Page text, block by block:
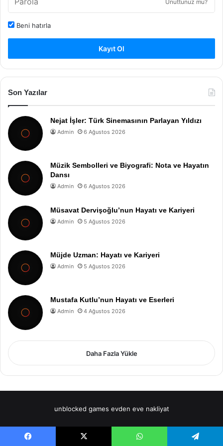
Unuttunuz mu?
Beni hatırla
Kayıt Ol
Son Yazılar
Nejat İşler: Türk Sinemasının Parlayan Yıldızı
Admin 6 Ağustos 2026
Müzik Sembolleri ve Biyografi: Nota ve Hayatın
Dansı
Admin 6 Ağustos 2026
Müsavat Dervişoğlu’nun Hayatı ve Kariyeri
Admin 5 Ağustos 2026
Müjde Uzman: Hayatı ve Kariyeri
Admin 5 Ağustos 2026
Mustafa Kutlu’nun Hayatı ve Eserleri
Admin 4 Ağustos 2026
Daha Fazla Yükle
unblocked games evden eve nakliyat